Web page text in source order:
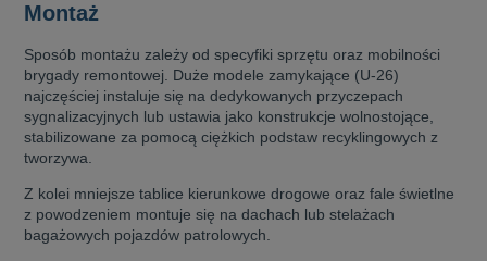
Montaż
Sposób montażu zależy od specyfiki sprzętu oraz mobilności
brygady remontowej. Duże modele zamykające (U-26)
najczęściej instaluje się na dedykowanych przyczepach
sygnalizacyjnych lub ustawia jako konstrukcje wolnostojące,
stabilizowane za pomocą ciężkich podstaw recyklingowych z
tworzywa.
Z kolei mniejsze tablice kierunkowe drogowe oraz fale świetlne
z powodzeniem montuje się na dachach lub stelażach
bagażowych pojazdów patrolowych.